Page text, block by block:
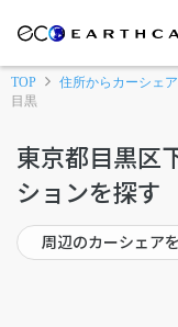
TOP 住所からカーシェ
目黒
東京都目黒区
ションを探す
周辺のカーシェア